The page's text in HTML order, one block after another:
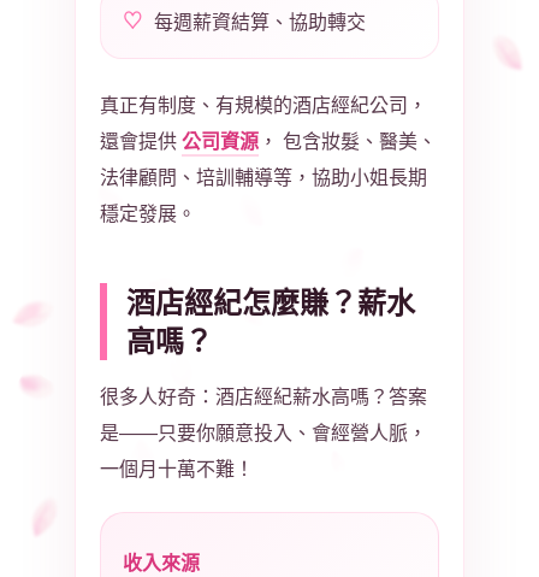
每週薪資結算、協助轉交
真正有制度、有規模的酒店經紀公司，
還會提供 公司資源 ， 包含妝髮、醫美、
法律顧問、培訓輔導等，協助小姐長期
穩定發展。
酒店經紀怎麼賺？薪水
高嗎？
很多人好奇：酒店經紀薪水高嗎？答案
是——只要你願意投入、會經營人脈，
一個月十萬不難！
收入來源